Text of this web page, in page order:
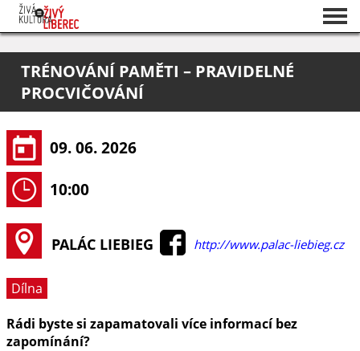
O projektu
Pořadatelé
TRÉNOVÁNÍ PAMĚTI – PRAVIDELNÉ
PROCVIČOVÁNÍ
09. 06. 2026
10:00
PALÁC LIEBIEG http://www.palac-liebieg.cz
Dílna
Rádi byste si zapamatovali více informací bez
zapomínání?